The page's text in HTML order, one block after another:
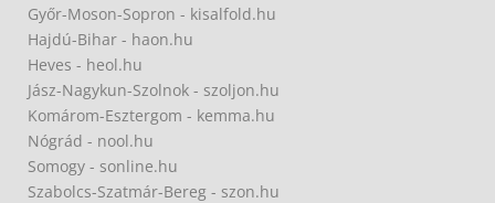
Győr-Moson-Sopron - kisalfold.hu
Hajdú-Bihar - haon.hu
Heves - heol.hu
Jász-Nagykun-Szolnok - szoljon.hu
Komárom-Esztergom - kemma.hu
Nógrád - nool.hu
Somogy - sonline.hu
Szabolcs-Szatmár-Bereg - szon.hu